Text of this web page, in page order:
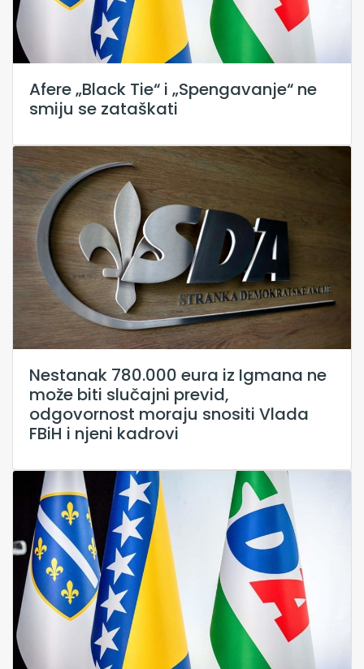
Afere „Black Tie“ i „Spengavanje“ ne
smiju se zataškati
Nestanak 780.000 eura iz Igmana ne
može biti slučajni previd,
odgovornost moraju snositi Vlada
FBiH i njeni kadrovi